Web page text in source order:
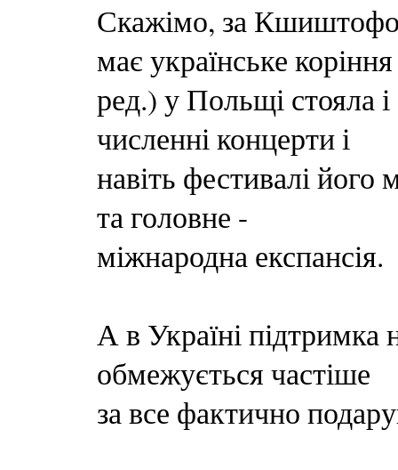
Скажімо, за
має українське
ред.) у Польщі стояла
численні концерти і
навіть фестивалі
та головне -
міжнародна експансія.
А в Україні підтримка
обмежується частіше
за все фактично